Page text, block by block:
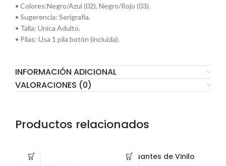
• Colores:Negro/Azul (02), Negro/Rojo (03).
• Sugerencia: Serigrafía.
• Talla: Unica Adulto.
• Pilas: Usa 1 pila botón (incluida).
INFORMACIÓN ADICIONAL
VALORACIONES (0)
Productos relacionados
Guantes de Vinilo